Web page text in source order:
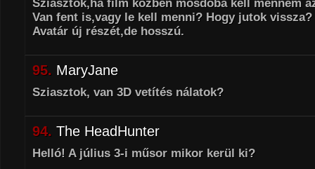
Sziasztok,ha film közben mosdóba kell mennem
Van fent is,vagy le kell menni? Hogy jutok vissza?
Avatár új részét,de hosszú.
95. MaryJane
Sziasztok, van 3D vetítés nálatok?
94. The HeadHunter
Helló! A július 3-i műsor mikor kerül ki?